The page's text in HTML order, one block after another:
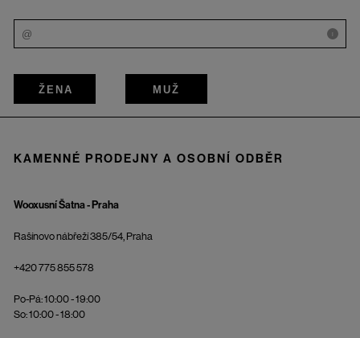
i
ŽENA MUŽ
KAMENNÉ PRODEJNY A OSOBNÍ ODBĚR
Wooxusní Šatna - Praha
Rašínovo nábřeží 385/54, Praha
+420 775 855 578
Po-Pá: 10:00 - 19:00
So: 10:00 - 18:00